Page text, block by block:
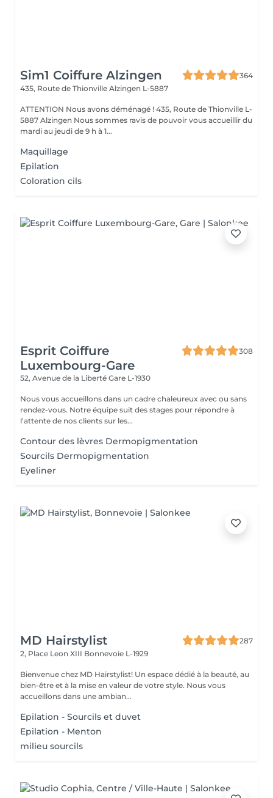
Sim1 Coiffure Alzingen
364
435, Route de Thionville Alzingen L-5887
ATTENTION Nous avons déménagé ! 435, Route de Thionville L-
5887 Alzingen Nous sommes ravis de pouvoir vous accueillir du
mardi au jeudi de 9 h à 1...
Maquillage
Epilation
Coloration cils
Esprit Coiffure
Luxembourg-Gare
308
52, Avenue de la Liberté Gare L-1930
Nous vous accueillons dans un cadre chaleureux avec ou sans
rendez-vous. Notre équipe suit des stages pour répondre à
l'attente de nos clients sur les...
Contour des lèvres Dermopigmentation
Sourcils Dermopigmentation
Eyeliner
MD Hairstylist
287
2, Place Leon XIII Bonnevoie L-1929
Bienvenue chez MD Hairstylist! Un espace dédié à la beauté, au
bien-être et à la mise en valeur de votre style. Nous vous
accueillons dans une ambian...
Epilation - Sourcils et duvet
Epilation - Menton
milieu sourcils